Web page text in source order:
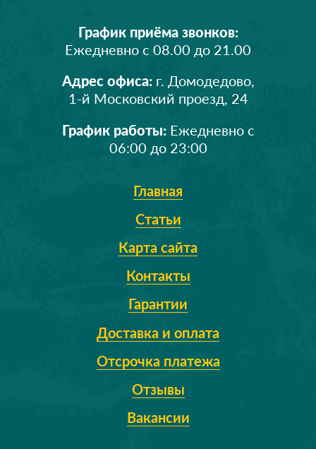
Главная
Статьи
Карта сайта
Контакты
Гарантии
Доставка и оплата
Отсрочка платежа
Отзывы
Вакансии
График приёма звонков:
Ежедневно с 08.00 до 21.00
Адрес офиса:г. Домодедово,
1-й Московский проезд, 24
График работы:Ежедневно с
06:00 до 23:00